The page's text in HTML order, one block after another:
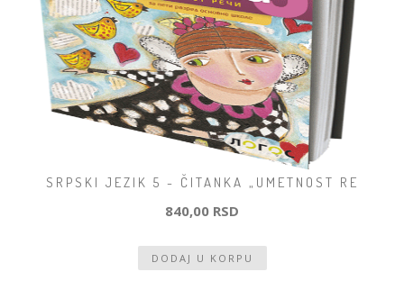
SRPSKI JEZIK 5 - ČITANKA „UMETNOST RE
840,00 RSD